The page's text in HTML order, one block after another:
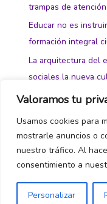
Valoramos tu
Usamos cookies para
mostrarle anuncios o
nuestro tráfico. Al
consentimiento a
Personalizar
trampas de atención
Educar no es
formación integral
La arquitectura del
sociales la nueva